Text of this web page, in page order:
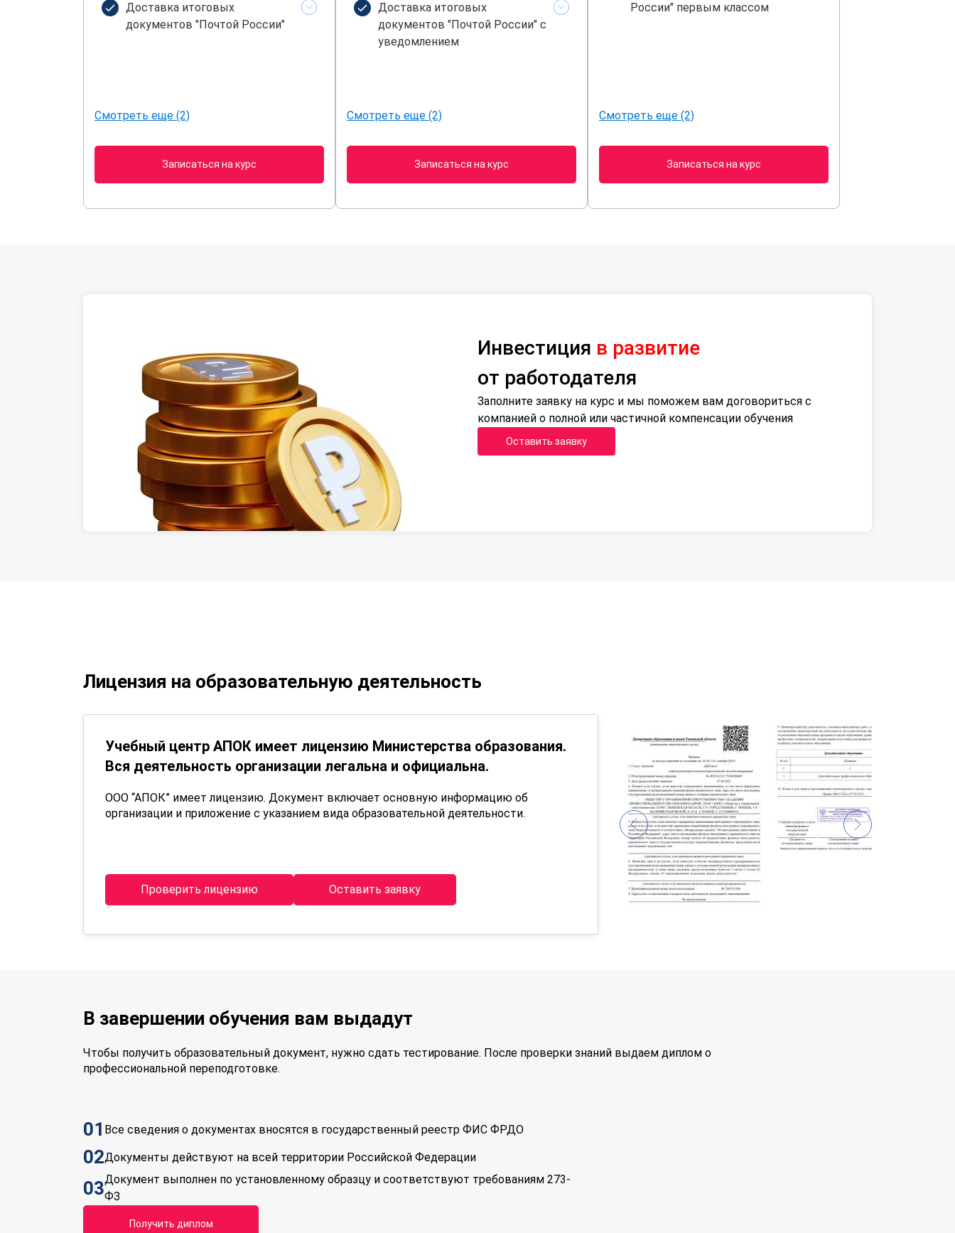
Доставка итоговых
документов "Почтой России"
Смотреть еще (2)
Записаться на курс
Доставка итоговых
документов "Почтой России" с
уведомлением
Смотреть еще (2)
Записаться на курс
России" первым классом
Смотреть еще (2)
Записаться на курс
Инвестиция в развитие
от работодателя
Заполните заявку на курс и мы поможем вам договориться с
компанией о полной или частичной компенсации обучения
Оставить заявку
Лицензия на образовательную деятельность
Учебный центр АПОК имеет лицензию Министерства образования.
Вся деятельность организации легальна и официальна.
ООО “АПОК” имеет лицензию. Документ включает основную информацию об
организации и приложение с указанием вида образовательной деятельности.
Проверить лицензию Оставить заявку
В завершении обучения вам выдадут
Чтобы получить образовательный документ, нужно сдать тестирование. После проверки знаний выдаем диплом о
профессиональной переподготовке.
01 Все сведения о документах вносятся в государственный реестр ФИС ФРДО
02Документы действуют на всей территории Российской Федерации
03Документ выполнен по установленному образцу и соответствуют требованиям 273-
ФЗ
Получить диплом